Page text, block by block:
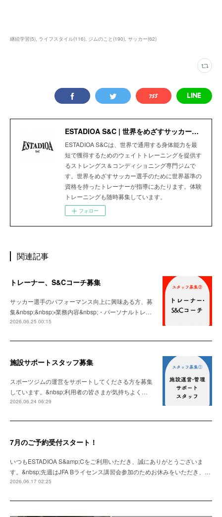
継続学習(5) ライフスタイル(116) ジムのこと(190) サッカー(62)
ESTADIOA S&C | 世界をめざすサッカー選手のためのStrength＆Conditioning Gym
ESTADIOA S&Cは、世界で通用する身体能力を最
短で獲得するためのウェイトトレーニングを提供す
るストレングス＆コンディショニング専門ジムで
す。世界をめざすサッカー選手のために世界基準の
資格を持ったトレーナーが指導にあたります。体験
トレーニングも随時募集しています。
フォロー
関連記事
トレーナー、S&Cコーチ募集
サッカー選手のパフォーマンス向上に興味ある方、募
集&nbsp;&nbsp;▫️業務内容&nbsp;・パーソナルトレ…
2026.06.25 00:15
施設サポートスタッフ募集
スポーツジムの運営をサポートしてくださる方を募集
しています。&nbsp;利用者の皆さまが気持ちよく…
2026.06.24 06:29
7月のご予約受付スタート！
いつもESTADIOA S&amp;Cをご利用いただき、誠にありがとうございま
す。&nbsp;先週はJFA Bライセンス講習会参加のためお休みをいただき、…
2026.06.17 02:25